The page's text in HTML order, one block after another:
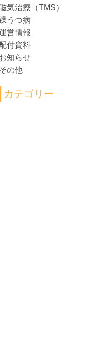
気治療（TMS）
躁うつ病
営情報
配付資料
お知らせ
その他
カテゴリー